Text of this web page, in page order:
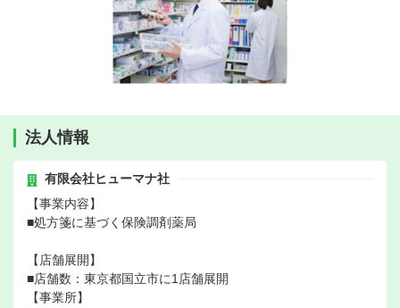
法人情報
有限会社ヒューマナ社
【事業内容】
■処方箋に基づく保険調剤薬局
【店舗展開】
■店舗数：東京都国立市に1店舗展開
【事業所】